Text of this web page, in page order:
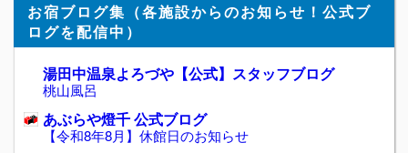
お宿ブログ集（各施設からのお知らせ！公式ブ
ログを配信中）
湯田中温泉よろづや【公式】スタッフブログ
桃山風呂
あぶらや燈千 公式ブログ
【令和8年8月】休館日のお知らせ